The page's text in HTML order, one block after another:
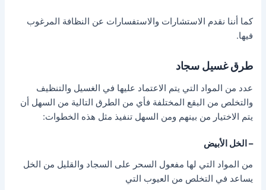
كما أننا نقدم الاستشارات والاستفسارات عن النظافة المرغوب
فيها.
طرق غسيل سجاد
عدد من المواد التي يتم الاعتماد عليها في الغسيل والتنظيف
والتخلص من البقع المختلفة فأي من الطرق التالية من السهل أن
يتم الاختيار من بينهم ومن السهل تنفيذ مثل هذه الخطوات:
– الخل الأبيض
من المواد التي لها مفعول السحر على السجاد والقليل من الخل
يساعد في التخلص من العيوب التي